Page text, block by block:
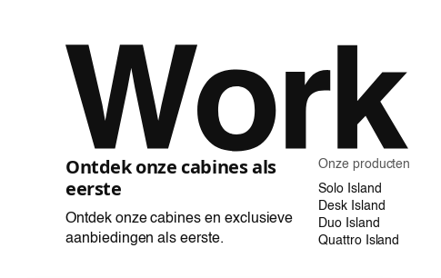
Ontdek onze cabines als
eerste
Ontdek onze cabines en exclusieve
aanbiedingen als eerste.
Onze producten
Solo Island
Desk Island
Duo Island
Quattro Island